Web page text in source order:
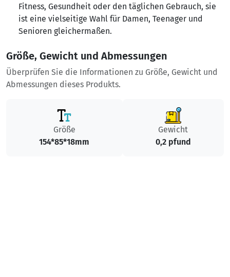
Fitness, Gesundheit oder den täglichen Gebrauch, sie
ist eine vielseitige Wahl für Damen, Teenager und
Senioren gleichermaßen.
Größe, Gewicht und Abmessungen
Überprüfen Sie die Informationen zu Größe, Gewicht und
Abmessungen dieses Produkts.
Größe
154*85*18mm
Gewicht
0,2 pfund